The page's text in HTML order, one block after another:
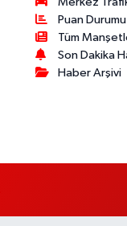
Puan
Tüm
Son Dakika
Haber Arşivi